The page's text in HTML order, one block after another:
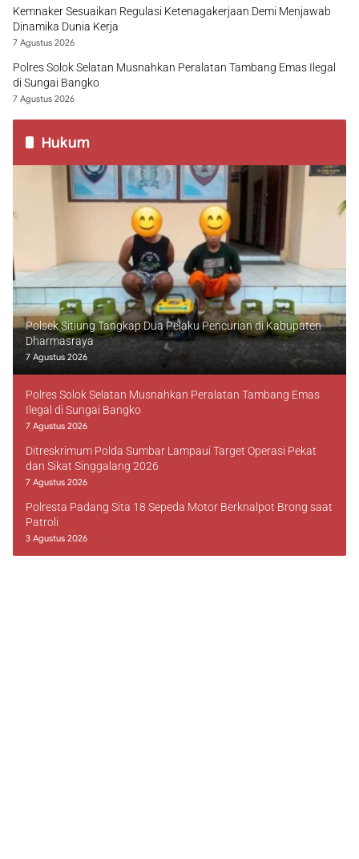
Kemnaker Sesuaikan Regulasi Ketenagakerjaan Demi Menjawab
Dinamika Dunia Kerja
7 Agustus 2026
Polres Solok Selatan Musnahkan Peralatan Tambang Emas Ilegal
di Sungai Bangko
7 Agustus 2026
Hukum
Polsek Sitiung Tangkap Dua Pelaku Pencurian di Kabupaten
Dharmasraya
7 Agustus 2026
Polres Solok Selatan Musnahkan Peralatan Tambang Emas
Ilegal di Sungai Bangko
7 Agustus 2026
Ditreskrimum Polda Sumbar Lampaui Target Operasi Pekat
dan Sikat Singgalang 2026
7 Agustus 2026
Polresta Padang Sita 18 Sepeda Motor Berknalpot Brong saat
Patroli
3 Agustus 2026